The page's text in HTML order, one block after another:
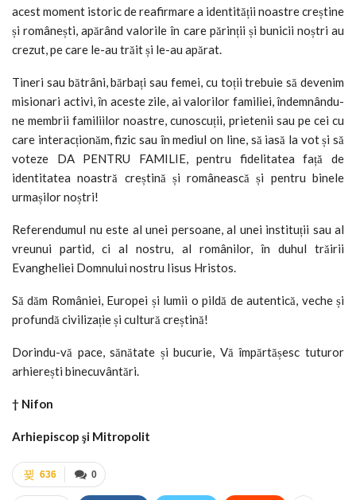
acest moment istoric de reafirmare a identității noastre creștine
și românești, apărând valorile în care părinții și bunicii noștri au
crezut, pe care le-au trăit și le-au apărat.
Tineri sau bătrâni, bărbați sau femei, cu toții trebuie să devenim
misionari activi, în aceste zile, ai valorilor familiei, îndemnându-
ne membrii familiilor noastre, cunoscuții, prietenii sau pe cei cu
care interacționăm, fizic sau în mediul on line, să iasă la vot și să
voteze DA PENTRU FAMILIE, pentru fidelitatea față de
identitatea noastră creștină și românească și pentru binele
urmașilor noștri!
Referendumul nu este al unei persoane, al unei instituții sau al
vreunui partid, ci al nostru, al românilor, în duhul trăirii
Evangheliei Domnului nostru Iisus Hristos.
Să dăm României, Europei și lumii o pildă de autentică, veche și
profundă civilizație și cultură creștină!
Dorindu-vă pace, sănătate și bucurie, Vă împărtășesc tuturor
arhierești binecuvântări.
† Nifon
Arhiepiscop şi Mitropolit
0
636